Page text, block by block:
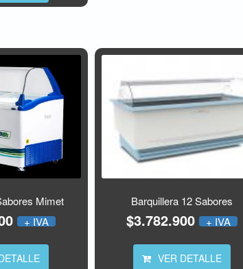
Mimet
+ IVA
Barquillera 12 Sabores
$3.782.900 + IVA
VER DETALLE